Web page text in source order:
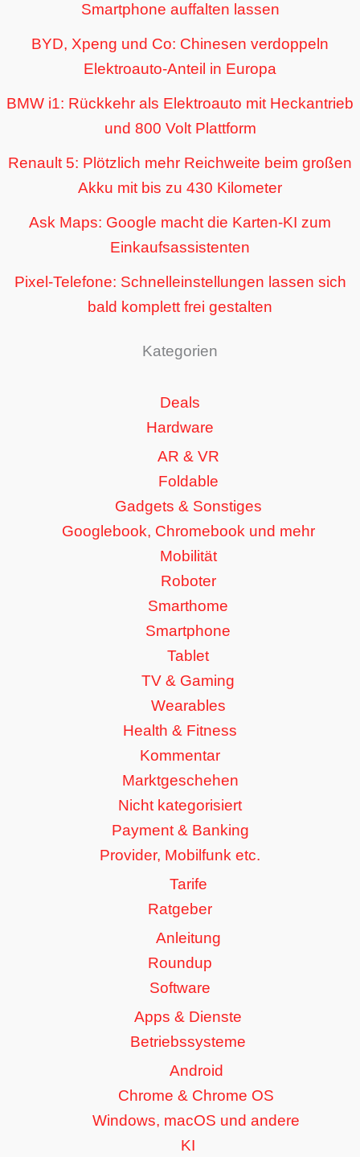
Smartphone auffalten lassen
BYD, Xpeng und Co: Chinesen verdoppeln
Elektroauto-Anteil in Europa
BMW i1: Rückkehr als Elektroauto mit Heckantrieb
und 800 Volt Plattform
Renault 5: Plötzlich mehr Reichweite beim großen
Akku mit bis zu 430 Kilometer
Ask Maps: Google macht die Karten-KI zum
Einkaufsassistenten
Pixel-Telefone: Schnelleinstellungen lassen sich
bald komplett frei gestalten
Kategorien
Deals
Hardware
AR & VR
Foldable
Gadgets & Sonstiges
Googlebook, Chromebook und mehr
Mobilität
Roboter
Smarthome
Smartphone
Tablet
TV & Gaming
Wearables
Health & Fitness
Kommentar
Marktgeschehen
Nicht kategorisiert
Payment & Banking
Provider, Mobilfunk etc.
Tarife
Ratgeber
Anleitung
Roundup
Software
Apps & Dienste
Betriebssysteme
Android
Chrome & Chrome OS
Windows, macOS und andere
KI